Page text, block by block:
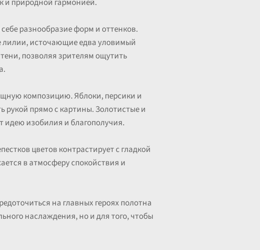
и природной гармонией.
разнообразие форм и оттенков.
лилии, источающие едва уловимый
позволяя зрителям ощутить
композицию. Яблоки, персики и
рукой прямо с картины. Золотистые и
идею изобилия и благополучия.
цветов контрастирует с гладкой
в атмосферу спокойствия и
на главных героях полотна
наслаждения, но и для того, чтобы